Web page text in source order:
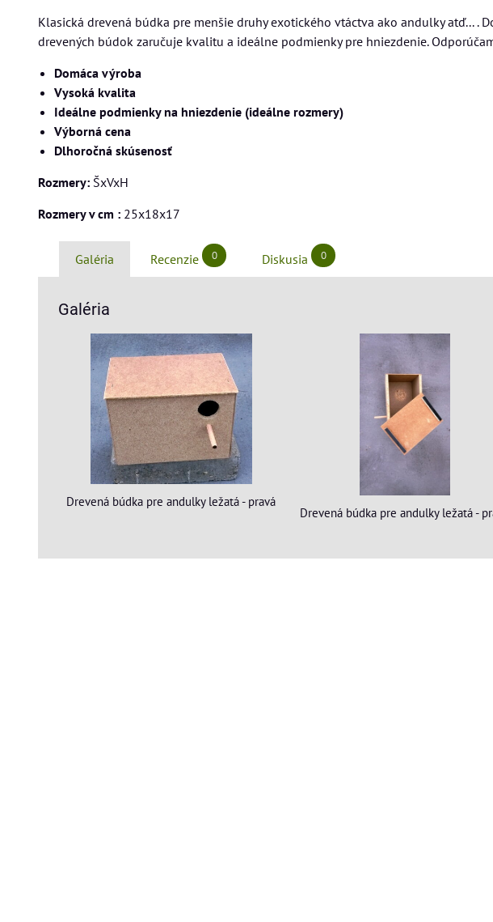
Klasická drevená búdka pre menšie druhy exotického vtáctva ako andulky atď... .
drevených búdok zaručuje kvalitu a ideálne podmienky pre hniezdenie.
Domáca výroba
Vysoká kvalita
Ideálne podmienky na hniezdenie (ideálne rozmery)
Výborná cena
Dlhoročná skúsenosť
Rozmery: ŠxVxH
Rozmery v cm : 25x18x17
Galéria Recenzie 0 Diskusia 0
Galéria
Drevená búdka pre andulky ležatá - pravá
Drevená búdka pre andulky ležatá -